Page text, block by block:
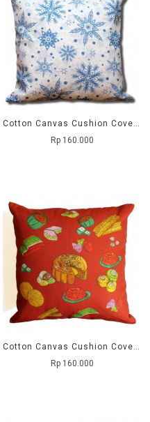
Cotton Canvas Cushion Cover Putih Bintang Biru
Rp 160.000
Cotton Canvas Cushion Cover Kue Nusantara 03 (merah)
Rp 160.000